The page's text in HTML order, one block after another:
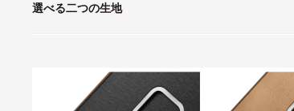
選べる二つの生地